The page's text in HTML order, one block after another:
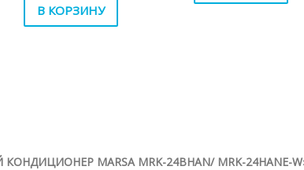
В КОРЗИНУ
MARSA MRK-24BHAN/ MRK-24HANE-